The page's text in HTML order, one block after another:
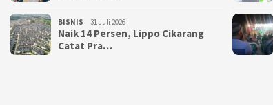
BISNIS 31 Juli 2026
Naik 14 Persen, Lippo Cikarang
Catat Pra…